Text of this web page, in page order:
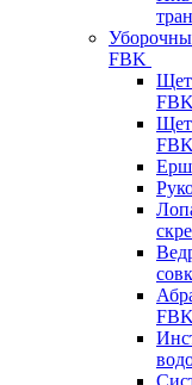
FBK
FBK
FBK
FBK